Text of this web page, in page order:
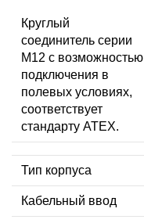
Круглый
соединитель серии
M12 с возможностью
подключения в
полевых условиях,
соответствует
стандарту ATEX.
Тип корпуса
Кабельный ввод